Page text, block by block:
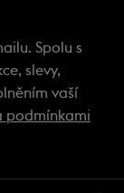
Spolu s
slevy,
vaší
podmínkami